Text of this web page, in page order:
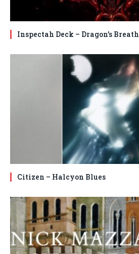
Inspectah Deck – Dragon’s Breath
Citizen – Halcyon Blues